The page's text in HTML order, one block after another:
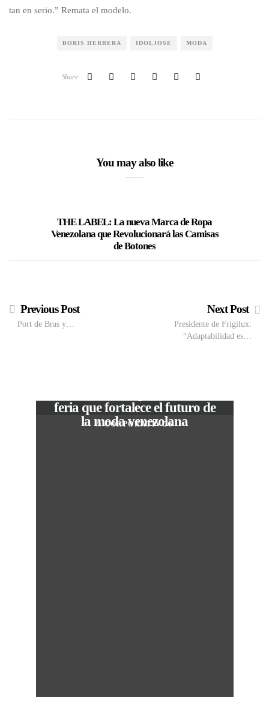
tan en serio.” Remata el modelo.
BORIS HERRERA IDOLJOSE MODA
Share
You may also like
THE LABEL: La nueva Marca de Ropa
Venezolana que Revolucionará las Camisas
de Botones
Previous Post
Port de Bras y…
Next Post
Presidente de Frigilux:
“Adaptabilidad es…
In CORPORATIVOS
feria que fortalece el futuro de
la moda venezolana